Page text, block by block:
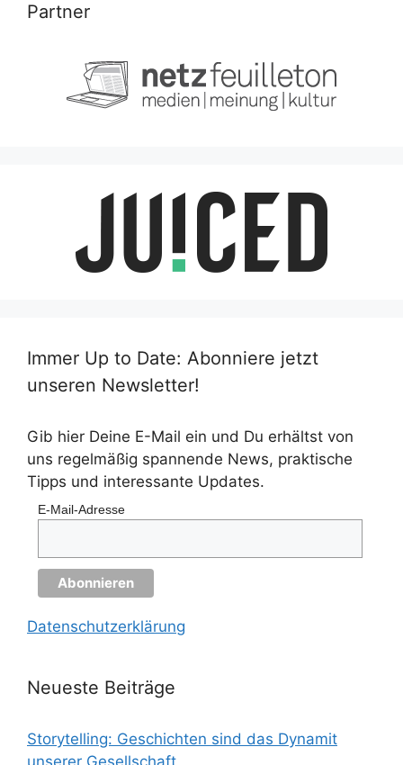
Partner
Immer Up to Date: Abonniere jetzt
unseren Newsletter!
Gib hier Deine E-Mail ein und Du erhältst von
uns regelmäßig spannende News, praktische
Tipps und interessante Updates.
E-Mail-Adresse
Datenschutzerklärung
Neueste Beiträge
Storytelling: Geschichten sind das Dynamit
unserer Gesellschaft